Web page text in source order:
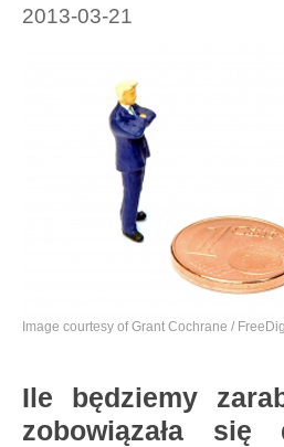
2013-03-21
Image courtesy of Grant Cochrane /
Ile będziemy
zobowiązała